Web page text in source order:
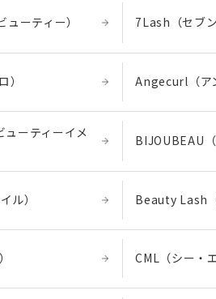
ーティー） 7Lash（セブ
） Angecurl（ア
ューティーイメ
BIJOUBEAU（
ル） Beauty Lash
CML（シー・